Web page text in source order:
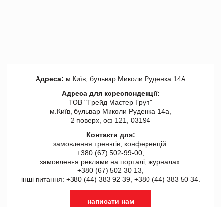
Адреса: м.Київ, бульвар Миколи Руденка 14А
Адреса для кореспонденції:
ТОВ "Tрейд Мастер Груп"
м.Київ, бульвар Миколи Руденка 14а,
2 поверх, оф 121, 03194
Контакти для:
замовлення треннгів, конференцій:
+380 (67) 502-99-00,
замовлення реклами на порталі, журналах:
+380 (67) 502 30 13,
інші питання: +380 (44) 383 92 39, +380 (44) 383 50 34.
написати нам